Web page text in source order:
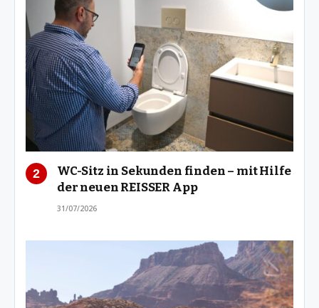
WC-Sitz in Sekunden finden – mit Hilfe
der neuen REISSER App
31/07/2026